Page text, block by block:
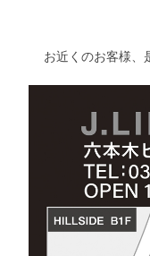
お近くのお客様、